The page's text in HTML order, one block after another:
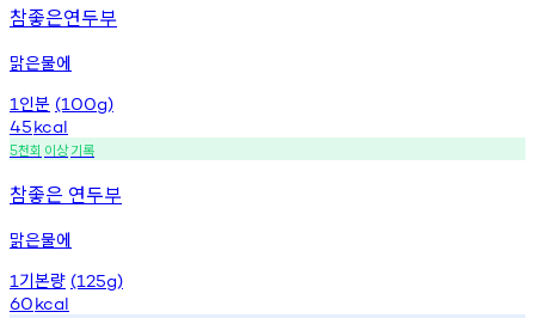
참좋은연두부
맑은물에
1 인분 (100g)
45kcal
5천회 이상기록
참좋은 연두부
맑은물에
1 기본량 (125g)
60kcal